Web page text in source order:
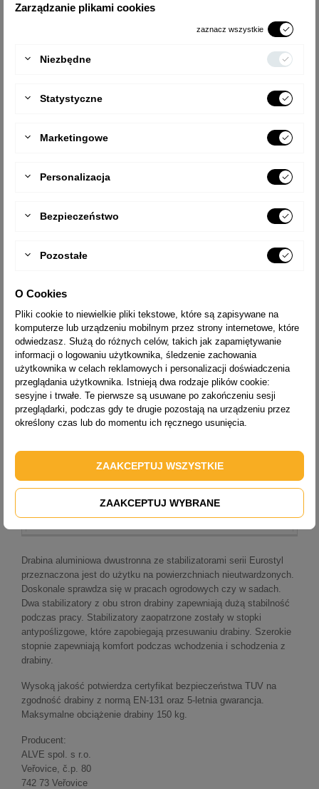
14 dni
TYP 1925 + st.
ZASIĘG PRACY [M] 2,9
14 dni
TYP 1926 + st.
3,0
6,0
LICZBA STOPNI 2x7
ZASIĘG PRACY [M]
CIĘŻAR [KG] 7,3
WYSYŁKA 14 dni
WYSYŁKA 14 dni
Drabina aluminiowa dwustronna ze stabilizatorami serii Eurostyl
przeznaczona jest do użytku na powierzchniach nieutwardzonych.
Doskonale sprawdza się w pracach ogrodowych czy w sadach.
Dwa stabilizatory z obu stron drabiny zapewniają dużą stabilność
podczas pracy. Stabilizatory zaopatrzone zostały w stopki
antypoślizgowe, które zapobiegają przesuwaniu drabiny. Szerokie
stopnie zapewniają komfort podczas wchodzenia i schodzenia z
drabiny.
Wysoką jakość potwierdza certyfikat bezpieczeństwa TUV na
zgodność drabiny z normą EN-131 oraz 5-letnia gwarancja.
Maksymalne obciążenie drabiny 150 kg.
Producent:
ALVE spol. s r.o.
Veřovice, č.p. 80
742 73 Veřovice
Zarządzanie plikami cookies
zaznacz wszystkie
Niezbędne
Statystyczne
Marketingowe
Personalizacja
Bezpieczeństwo
Pozostałe
O Cookies
Pliki cookie to niewielkie pliki tekstowe, które są zapisywane na
komputerze lub urządzeniu mobilnym przez strony internetowe, które
odwiedzasz. Służą do różnych celów, takich jak zapamiętywanie
informacji o logowaniu użytkownika, śledzenie zachowania
użytkownika w celach reklamowych i personalizacji doświadczenia
przeglądania użytkownika. Istnieją dwa rodzaje plików cookie:
sesyjne i trwałe. Te pierwsze są usuwane po zakończeniu sesji
przeglądarki, podczas gdy te drugie pozostają na urządzeniu przez
określony czas lub do momentu ich ręcznego usunięcia.
ZAAKCEPTUJ WYBRANE
ZAAKCEPTUJ WSZYSTKIE